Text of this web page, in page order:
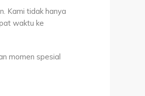
Kami tidak hanya
waktu ke
momen spesial